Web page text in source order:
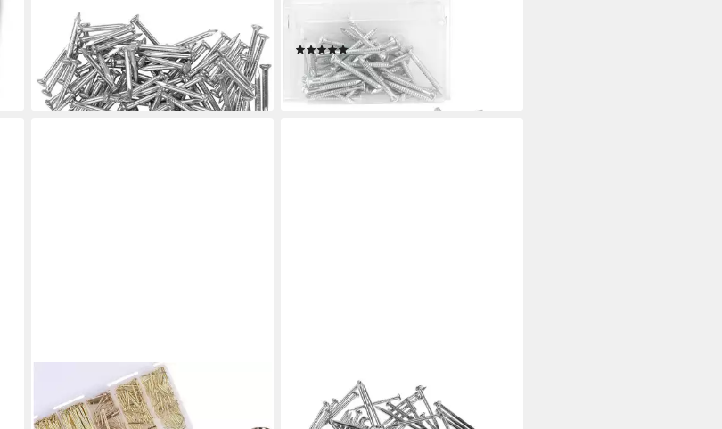
Stahlnagel Betonnägel
Kohlenstoffstahl Bilder Holz
Sortiment 100 Stück 2CM
28,95 €
lieferbar - in 6-7 Werktagen bei dir
mm verzinkt - 50 Stk.
(1)
ab 10,84 €
lieferbar - in 2-3 Werktagen bei dir
LUXUSKOLLEKTION
Nagel Nägel Sortiment Set 300tlg
Messing Optik
LUXUSKOLLEKTION
Stahlnagel Betonnägel Sortiment
3cm 100Stk verzinkt